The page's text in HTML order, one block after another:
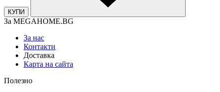
КУПИ
За MEGAHOME.BG
За нас
Контакти
Доставка
Карта на сайта
Полезно